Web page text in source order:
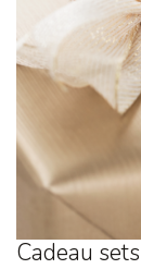
Cadeau sets